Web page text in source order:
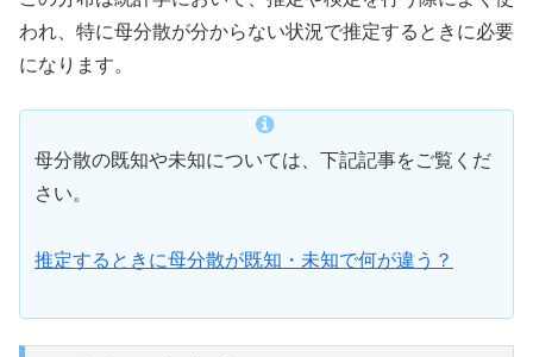
われ、特に母分散が分からない状況で推定するときに必要
になります。
母分散の既知や未知については、下記記事をご覧くだ
さい。
推定するときに母分散が既知・未知で何が違う？